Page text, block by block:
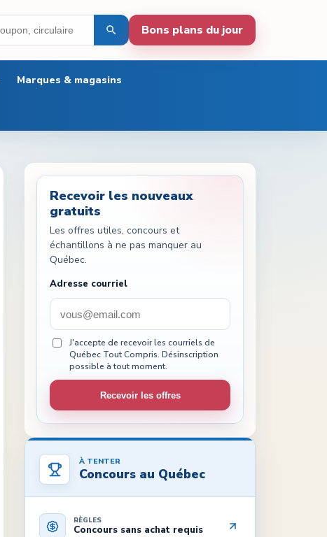
Bons plans du jour
Marques & magasins
Recevoir les nouveaux
gratuits
Les offres utiles, concours et
échantillons à ne pas manquer au
Québec.
Adresse courriel
J'accepte de recevoir les courriels de
Québec Tout Compris. Désinscription
possible à tout moment.
Recevoir les offres
À TENTER
Concours au Québec
RÈGLES
Concours sans achat requis